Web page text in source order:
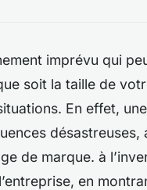
imprévu qui
soit la taille de
En effet,
de marque. à
en